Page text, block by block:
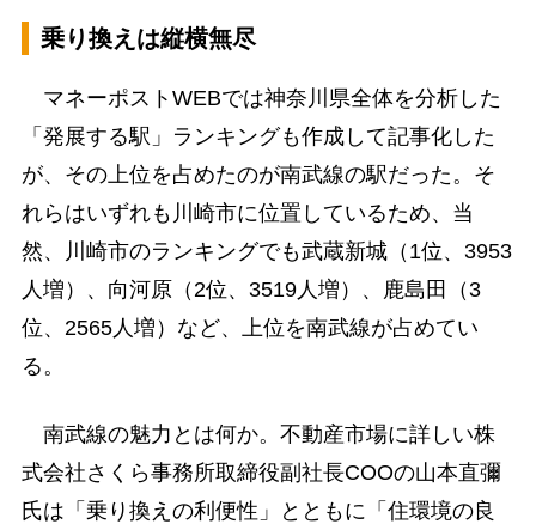
乗り換えは縦横無尽
マネーポストWEBでは神奈川県全体を分析した
「発展する駅」ランキングも作成して記事化した
が、その上位を占めたのが南武線の駅だった。そ
れらはいずれも川崎市に位置しているため、当
然、川崎市のランキングでも武蔵新城（1位、3953
人増）、向河原（2位、3519人増）、鹿島田（3
位、2565人増）など、上位を南武線が占めてい
る。
南武線の魅力とは何か。不動産市場に詳しい株
式会社さくら事務所取締役副社長COOの山本直彌
氏は「乗り換えの利便性」とともに「住環境の良